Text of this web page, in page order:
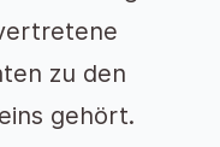
zu den
gehört.